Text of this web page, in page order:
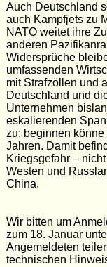
Auch Deutschland
auch Kampfjets zu
NATO weitet ihre
anderen
Widersprüche
umfassenden
mit Strafzöllen und
Deutschland und
Unternehmen
eskalierenden
zu; beginnen
Jahren. Damit
Kriegsgefahr –
Westen und
China.
Wir bitten um
zum 18. Januar
Angemeldeten
technischen